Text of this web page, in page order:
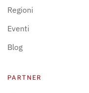
Regioni
Eventi
Blog
PARTNER